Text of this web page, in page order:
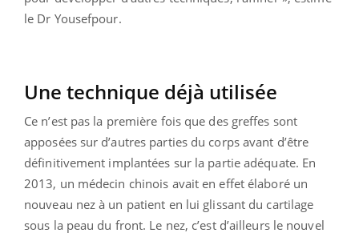
le Dr Yousefpour.
Une technique déjà utilisée
Ce n’est pas la première fois que des greffes sont
apposées sur d’autres parties du corps avant d’être
définitivement implantées sur la partie adéquate. En
2013, un médecin chinois avait en effet élaboré un
nouveau nez à un patient en lui glissant du cartilage
sous la peau du front. Le nez, c’est d’ailleurs le nouvel